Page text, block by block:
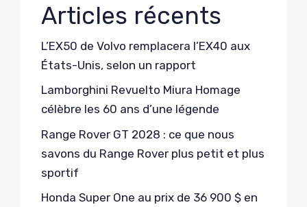
Articles récents
L’EX50 de Volvo remplacera l’EX40 aux
États-Unis, selon un rapport
Lamborghini Revuelto Miura Homage
célèbre les 60 ans d’une légende
Range Rover GT 2028 : ce que nous
savons du Range Rover plus petit et plus
sportif
Honda Super One au prix de 36 900 $ en